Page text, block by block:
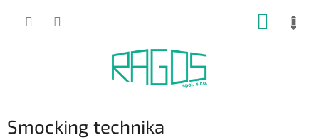
Smocking technika